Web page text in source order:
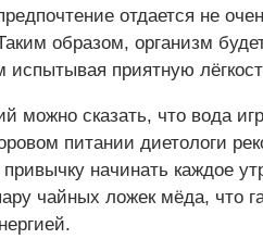
отдается не
образом, организм
испытывая приятную
можно сказать, что вода
питании диетологи
начинать каждое
чайных ложек мёда, что